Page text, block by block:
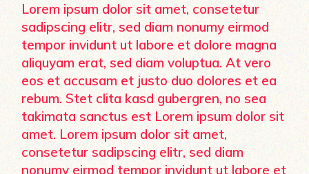
Lorem ipsum dolor sit amet, consetetur
sadipscing elitr, sed diam nonumy eirmod
tempor invidunt ut labore et dolore magna
aliquyam erat, sed diam voluptua. At vero
eos et accusam et justo duo dolores et ea
rebum. Stet clita kasd gubergren, no sea
takimata sanctus est Lorem ipsum dolor sit
amet. Lorem ipsum dolor sit amet,
consetetur sadipscing elitr, sed diam
nonumy eirmod tempor invidunt ut labore et